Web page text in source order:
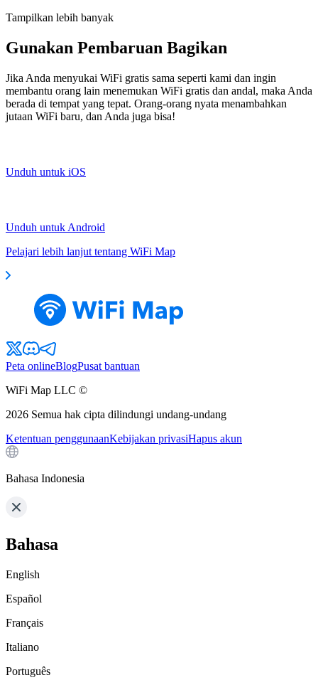
Tampilkan lebih banyak
Gunakan Pembaruan Bagikan
Jika Anda menyukai WiFi gratis sama seperti kami dan ingin
membantu orang lain menemukan WiFi gratis dan andal, maka Anda
berada di tempat yang tepat. Orang-orang nyata menambahkan
jutaan WiFi baru, dan Anda juga bisa!
Unduh untuk iOS
Unduh untuk Android
Pelajari lebih lanjut tentang WiFi Map
Peta onlineBlogPusat bantuan
WiFi Map LLC ©
2026 Semua hak cipta dilindungi undang-undang
Ketentuan penggunaanKebijakan privasiHapus akun
Bahasa Indonesia
Bahasa
English
Español
Français
Italiano
Português